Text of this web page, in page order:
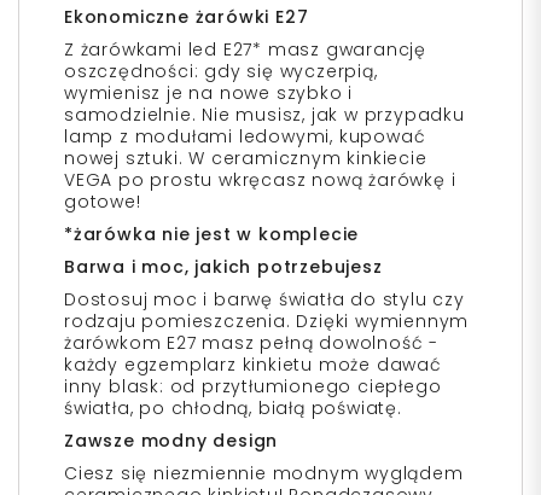
Ekonomiczne żarówki E27
Z żarówkami led E27* masz gwarancję
oszczędności: gdy się wyczerpią,
wymienisz je na nowe szybko i
samodzielnie. Nie musisz, jak w przypadku
lamp z modułami ledowymi, kupować
nowej sztuki. W ceramicznym kinkiecie
VEGA po prostu wkręcasz nową żarówkę i
gotowe!
*żarówka nie jest w komplecie
Barwa i moc, jakich potrzebujesz
Dostosuj moc i barwę światła do stylu czy
rodzaju pomieszczenia. Dzięki wymiennym
żarówkom E27 masz pełną dowolność -
każdy egzemplarz kinkietu może dawać
inny blask: od przytłumionego ciepłego
światła, po chłodną, białą poświatę.
Zawsze modny design
Ciesz się niezmiennie modnym wyglądem